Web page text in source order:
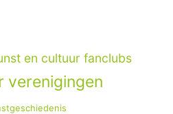
en cultuur fanclubs
verenigingen